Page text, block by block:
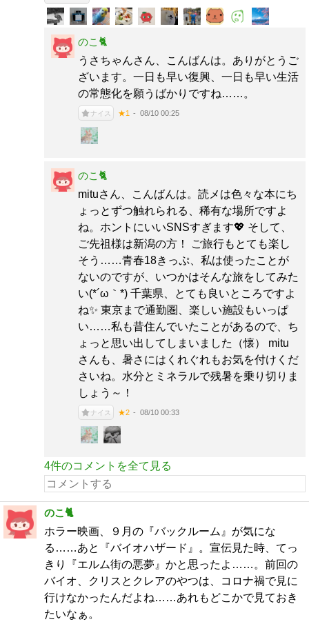
のこ🐈
うさちゃんさん、こんばんは。ありがとうご
ざいます。一日も早い復興、一日も早い生活
の常態化を願うばかりですね……。
ナイス ★1 08/10 00:25
のこ🐈
mituさん、こんばんは。読メは色々な本にち
ょっとずつ触れられる、稀有な場所ですよ
ね。ホントにいいSNSすぎます💖 そして、
ご先祖様は新潟の方！ ご旅行もとても楽し
そう……青春18きっぷ、私は使ったことが
ないのですが、いつかはそんな旅をしてみた
い(*´ω｀*) 千葉県、とても良いところですよ
ね✨ 東京まで通勤圏、楽しい施設もいっぱ
い……私も昔住んでいたことがあるので、ち
ょっと思い出してしまいました（懐） mitu
さんも、暑さにはくれぐれもお気を付けくだ
さいね。水分とミネラルで残暑を乗り切りま
しょう～！
ナイス ★2 08/10 00:33
4件のコメントを全て見る
のこ🐈
ホラー映画、９月の『バックルーム』が気にな
る……あと『バイオハザード』。宣伝見た時、てっ
きり『エルム街の悪夢』かと思ったよ……。前回の
バイオ、クリスとクレアのやつは、コロナ禍で見に
行けなかったんだよね……あれもどこかで見ておき
たいなぁ。